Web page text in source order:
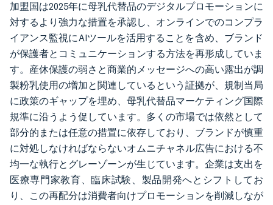
加盟国は2025年に母乳代替品のデジタルプロモーションに
対するより強力な措置を承認し、オンラインでのコンプラ
イアンス監視にAIツールを活用することを含め、ブランド
が保護者とコミュニケーションする方法を再形成していま
す。産休保護の弱さと商業的メッセージへの高い露出が調
製粉乳使用の増加と関連しているという証拠が、規制当局
に政策のギャップを埋め、母乳代替品マーケティング国際
規準に沿うよう促しています。多くの市場では依然として
部分的または任意の措置に依存しており、ブランドが慎重
に対処しなければならないオムニチャネル広告における不
均一な執行とグレーゾーンが生じています。企業は支出を
医療専門家教育、臨床試験、製品開発へとシフトしてお
り、この再配分は消費者向けプロモーションを削減しなが